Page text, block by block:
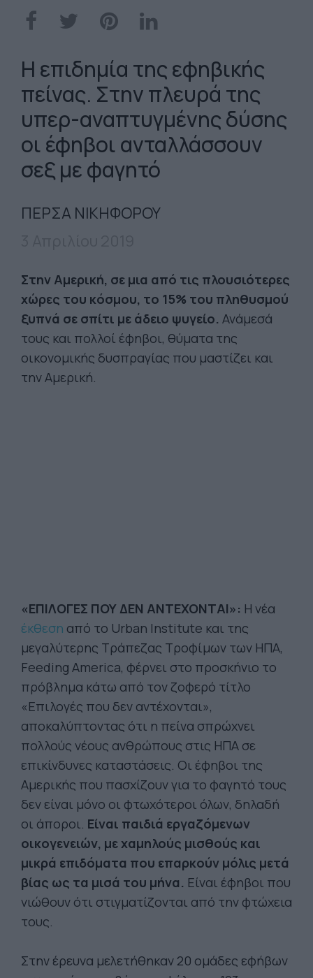
Η επιδημία της εφηβικής
πείνας. Στην πλευρά της
υπερ-αναπτυγμένης δύσης
οι έφηβοι ανταλλάσσουν
σεξ με φαγητό
ΠΕΡΣΑ ΝΙΚΗΦΟΡΟΥ
Στην Αμερική, σε μια από τις πλουσιότερες
χώρες του κόσμου, το 15% του πληθυσμού
ξυπνά σε σπίτι με άδειο ψυγείο. Ανάμεσά
τους και πολλοί έφηβοι, θύματα της
οικονομικής δυσπραγίας που μαστίζει και
την Αμερική.
«ΕΠΙΛΟΓΕΣ ΠΟΥ ΔΕΝ ΑΝΤΕΧΟΝΤΑΙ»: Η νέα
έκθεση από το Urban Institute και της
μεγαλύτερης Τράπεζας Τροφίμων των ΗΠΑ,
Feeding America, φέρνει στο προσκήνιο το
πρόβλημα κάτω από τον ζοφερό τίτλο
«Επιλογές που δεν αντέχονται»,
αποκαλύπτοντας ότι η πείνα σπρώχνει
πολλούς νέους ανθρώπους στις ΗΠΑ σε
επικίνδυνες καταστάσεις. Οι έφηβοι της
Αμερικής που πασχίζουν για το φαγητό τους
δεν είναι μόνο οι φτωχότεροι όλων, δηλαδή
οι άποροι. Είναι παιδιά εργαζόμενων
οικογενειών, με χαμηλούς μισθούς και
μικρά επιδόματα που επαρκούν μόλις μετά
βίας ως τα μισά του μήνα. Είναι έφηβοι που
νιώθουν ότι στιγματίζονται από την φτώχεια
τους.
Στην έρευνα μελετήθηκαν 20 ομάδες εφήβων